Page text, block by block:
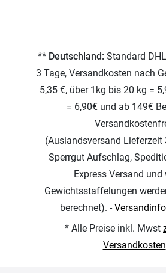
** Deutschland: Standard
3 Tage, Versandkosten nach
5,35 €, über 1kg bis 20 kg =
= 6,90€ und ab 149€
(Auslandsversand Lieferzeit
Sperrgut Aufschlag,
Express Versand und
Gewichtsstaffelungen
berechnet). -
* Alle Preise inkl. Mwst
Versandkosten